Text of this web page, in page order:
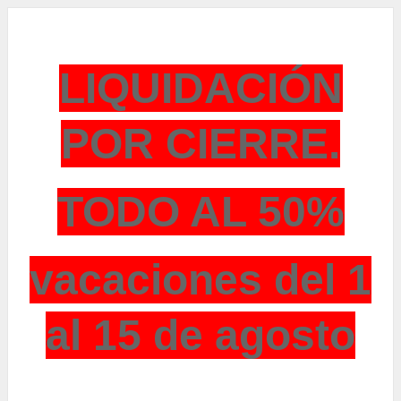
LIQUIDACIÓN
POR CIERRE.
TODO AL 50%
vacaciones del 1
al 15 de agosto